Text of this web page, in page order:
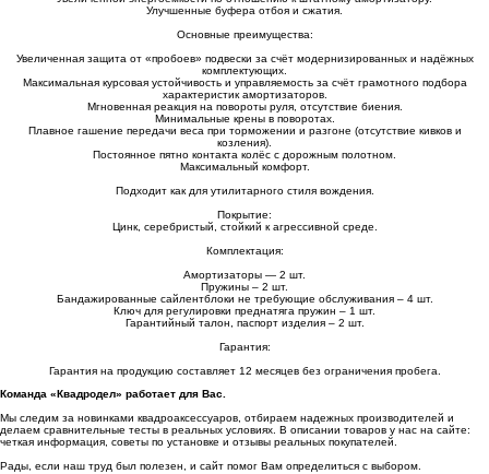
Улучшенные буфера отбоя и сжатия.
Основные преимущества:
Увеличенная защита от «пробоев» подвески за счёт модернизированных и надёжных
комплектующих.
Максимальная курсовая устойчивость и управляемость за счёт грамотного подбора
характеристик амортизаторов.
Мгновенная реакция на повороты руля, отсутствие биения.
Минимальные крены в поворотах.
Плавное гашение передачи веса при торможении и разгоне (отсутствие кивков и
козления).
Постоянное пятно контакта колёс с дорожным полотном.
Максимальный комфорт.
Подходит как для утилитарного стиля вождения.
Покрытие:
Цинк, серебристый, стойкий к агрессивной среде.
Комплектация:
Амортизаторы — 2 шт.
Пружины – 2 шт.
Бандажированные сайлентблоки не требующие обслуживания – 4 шт.
Ключ для регулировки преднатяга пружин – 1 шт.
Гарантийный талон, паспорт изделия – 2 шт.
Гарантия:
Гарантия на продукцию составляет 12 месяцев без ограничения пробега.
Команда «Квадродел» работает для Вас.
Мы следим за новинками квадроаксессуаров, отбираем надежных производителей и
делаем сравнительные тесты в реальных условиях. В описании товаров у нас на сайте:
четкая информация, советы по установке и отзывы реальных покупателей.
Рады, если наш труд был полезен, и сайт помог Вам определиться с выбором.